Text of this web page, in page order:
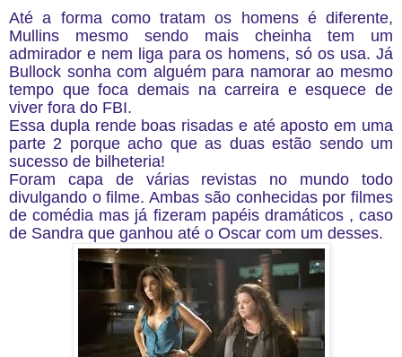
Até a forma como tratam os homens é diferente,
Mullins mesmo sendo mais cheinha tem um
admirador e nem liga para os homens, só os usa. Já
Bullock sonha com alguém para namorar ao mesmo
tempo que foca demais na carreira e esquece de
viver fora do FBI.
Essa dupla rende boas risadas e até aposto em uma
parte 2 porque acho que as duas estão sendo um
sucesso de bilheteria!
Foram capa de várias revistas no mundo todo
divulgando o filme. Ambas são conhecidas por filmes
de comédia mas já fizeram papéis dramáticos , caso
de Sandra que ganhou até o Oscar com um desses.